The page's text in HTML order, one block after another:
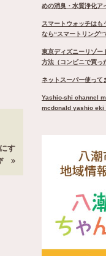
す
めの消臭・水質浄化ア
スマートウォッチはも
なら“スマートリング”
東京ディズニーリゾー
方法（コンビニで買っ
ネットスーパー使って
Yashio-shi channel
mcdonald yashio eki